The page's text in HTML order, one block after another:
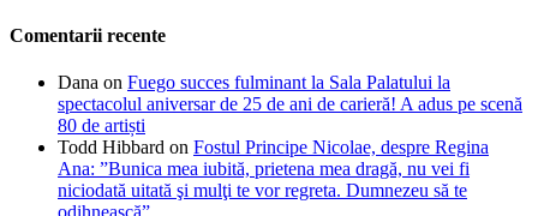
Comentarii recente
Dana on Fuego succes fulminant la Sala Palatului la
spectacolul aniversar de 25 de ani de carieră! A adus pe scenă
80 de artiști
Todd Hibbard on Fostul Principe Nicolae, despre Regina
Ana: ”Bunica mea iubită, prietena mea dragă, nu vei fi
niciodată uitată şi mulţi te vor regreta. Dumnezeu să te
odihnească”